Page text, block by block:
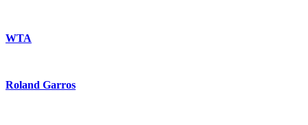
WTA
Roland Garros